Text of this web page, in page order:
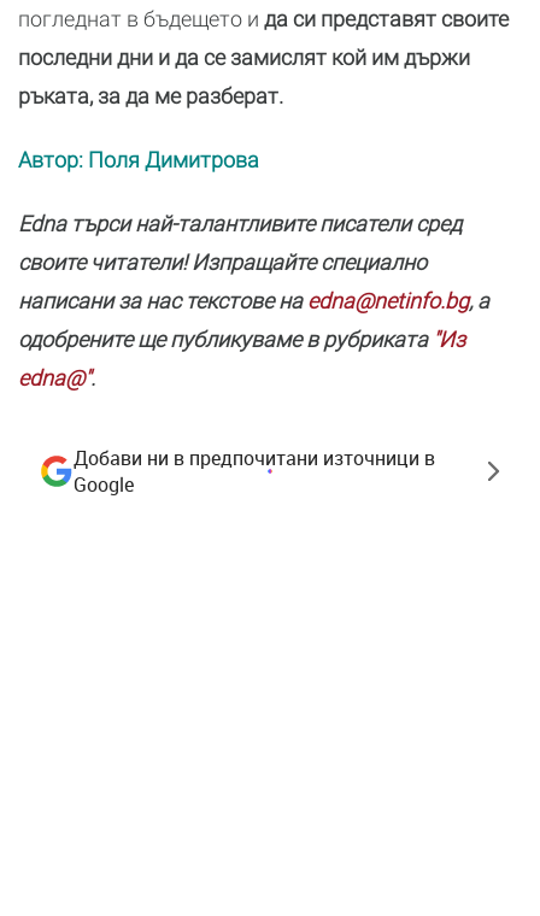
погледнат в бъдещето и да си представят своите
последни дни и да се замислят кой им държи
ръката, за да ме разберат.
Автор: Поля Димитрова
Edna търси най-талантливите писатели сред
своите читатели! Изпращайте специално
написани за нас текстове наedna@netinfo.bg, а
одобрените ще публикуваме в рубриката "Из
edna@".
Добави ни в предпочитани източници в
Google